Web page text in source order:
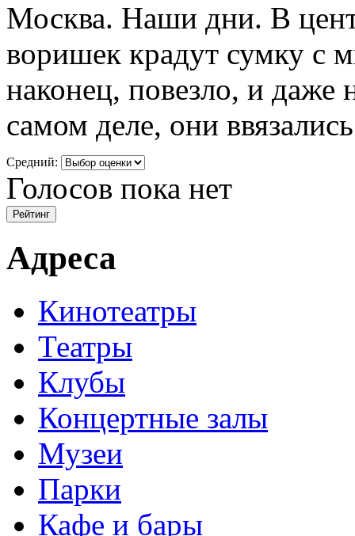
Москва. Наши дни. В
воришек крадут сумку с
наконец, повезло, и даже
самом деле, они
Средний:
Голосов пока нет
Адреса
Кинотеатры
Театры
Клубы
Концертные залы
Музеи
Парки
Кафе и бары